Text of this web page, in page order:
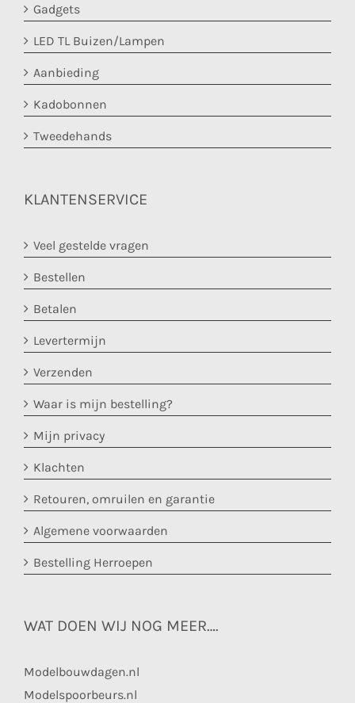
Gadgets
LED TL Buizen/Lampen
Aanbieding
Kadobonnen
Tweedehands
KLANTENSERVICE
Veel gestelde vragen
Bestellen
Betalen
Levertermijn
Verzenden
Waar is mijn bestelling?
Mijn privacy
Klachten
Retouren, omruilen en garantie
Algemene voorwaarden
Bestelling Herroepen
WAT DOEN WIJ NOG MEER….
Modelbouwdagen.nl
Modelspoorbeurs.nl